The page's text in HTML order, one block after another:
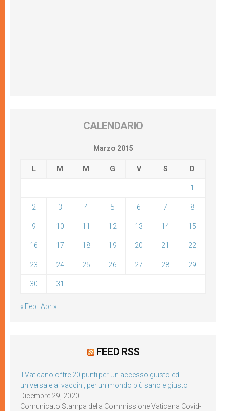
CALENDARIO
Marzo 2015
L M M G V S D
1
2 3 4 5 6 7 8
9 10 11 12 13 14 15
16 17 18 19 20 21 22
23 24 25 26 27 28 29
30 31
« Feb Apr »
FEED RSS
Il Vaticano offre 20 punti per un accesso giusto ed
universale ai vaccini, per un mondo più sano e giusto
Dicembre 29, 2020
Comunicato Stampa della Commissione Vaticana Covid-